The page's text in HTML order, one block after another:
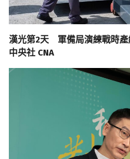
漢光第2天 軍備局演練戰時
中央社 CNA